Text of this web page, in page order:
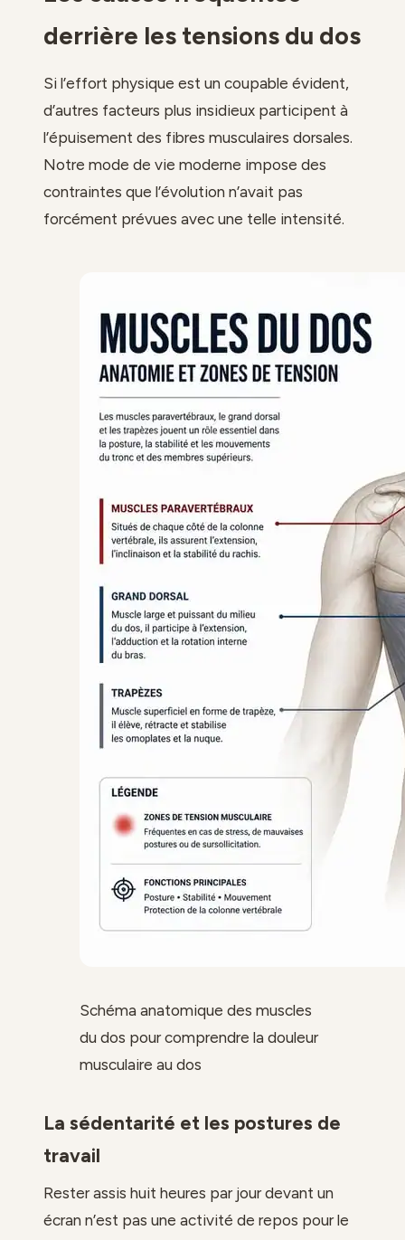
derrière les tensions du dos
Si l’effort physique est un coupable évident,
d’autres facteurs plus insidieux participent à
l’épuisement des fibres musculaires dorsales.
Notre mode de vie moderne impose des
contraintes que l’évolution n’avait pas
forcément prévues avec une telle intensité.
Schéma anatomique des muscles
du dos pour comprendre la douleur
musculaire au dos
La sédentarité et les postures de
travail
Rester assis huit heures par jour devant un
écran n’est pas une activité de repos pour le